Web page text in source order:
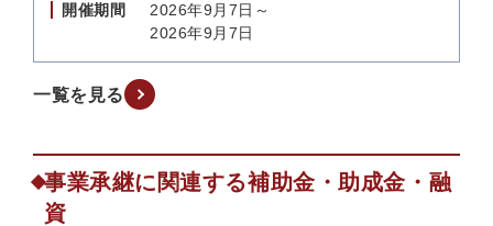
開催期間
2026年9月7日～
2026年9月7日
一覧を見る
事業承継に関連する補助金・助成金・融
資